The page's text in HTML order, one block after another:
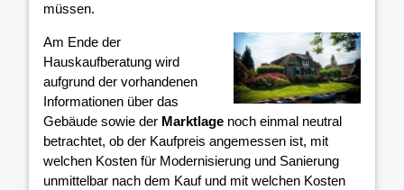
müssen.
Am Ende der
Hauskaufberatung wird
aufgrund der vorhandenen
Informationen über das
Gebäude sowie der Marktlage noch einmal neutral
betrachtet, ob der Kaufpreis angemessen ist, mit
welchen Kosten für Modernisierung und Sanierung
unmittelbar nach dem Kauf und mit welchen Kosten